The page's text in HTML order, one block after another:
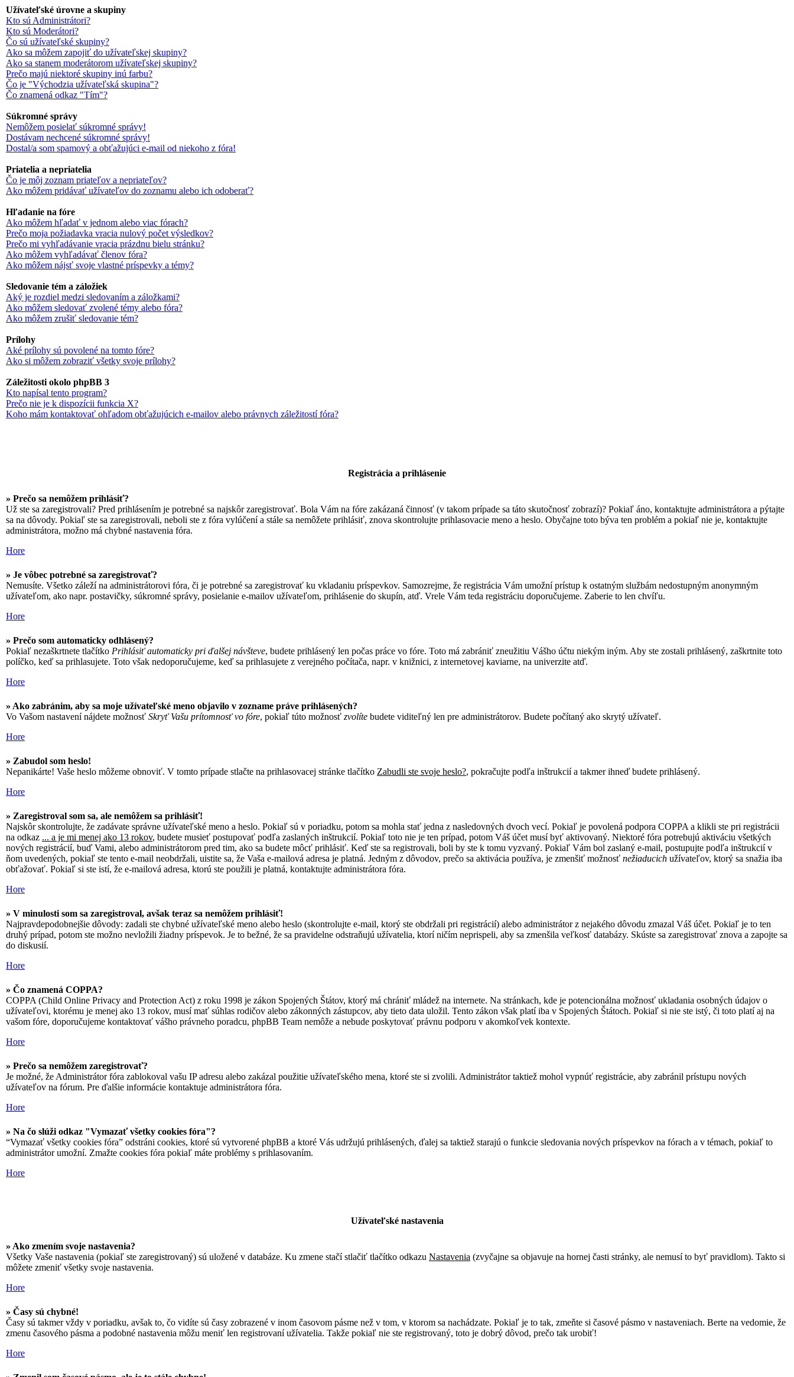
Užívateľské úrovne a skupiny
Kto sú Administrátori?
Kto sú Moderátori?
Čo sú užívateľské skupiny?
Ako sa môžem zapojiť do užívateľskej skupiny?
Ako sa stanem moderátorom užívateľskej skupiny?
Prečo majú niektoré skupiny inú farbu?
Čo je "Východzia užívateľská skupina"?
Čo znamená odkaz "Tím"?
Súkromné správy
Nemôžem posielať súkromné správy!
Dostávam nechcené súkromné správy!
Dostal/a som spamový a obťažujúci e-mail od niekoho z fóra!
Priatelia a nepriatelia
Čo je môj zoznam priateľov a nepriateľov?
Ako môžem pridávať užívateľov do zoznamu alebo ich odoberať?
Hľadanie na fóre
Ako môžem hľadať v jednom alebo viac fórach?
Prečo moja požiadavka vracia nulový počet výsledkov?
Prečo mi vyhľadávanie vracia prázdnu bielu stránku?
Ako môžem vyhľadávať členov fóra?
Ako môžem nájsť svoje vlastné príspevky a témy?
Sledovanie tém a záložiek
Aký je rozdiel medzi sledovaním a záložkami?
Ako môžem sledovať zvolené témy alebo fóra?
Ako môžem zrušiť sledovanie tém?
Prílohy
Aké prílohy sú povolené na tomto fóre?
Ako si môžem zobraziť všetky svoje prílohy?
Záležitosti okolo phpBB 3
Kto napísal tento program?
Prečo nie je k dispozícii funkcia X?
Koho mám kontaktovať ohľadom obťažujúcich e-mailov alebo právnych záležitostí fóra?
Registrácia a prihlásenie
» Prečo sa nemôžem prihlásiť?
Už ste sa zaregistrovali? Pred prihlásením je potrebné sa najskôr zaregistrovať. Bola Vám na fóre zakázaná činnosť (v takom prípade sa táto skutočnosť zobrazí)? Pokiaľ áno, kontaktujte administrátora a pýtajte
sa na dôvody. Pokiaľ ste sa zaregistrovali, neboli ste z fóra vylúčení a stále sa nemôžete prihlásiť, znova skontrolujte prihlasovacie meno a heslo. Obyčajne toto býva ten problém a pokiaľ nie je, kontaktujte
administrátora, možno má chybné nastavenia fóra.
Hore
» Je vôbec potrebné sa zaregistrovať?
Nemusíte. Všetko záleží na administrátorovi fóra, či je potrebné sa zaregistrovať ku vkladaniu príspevkov. Samozrejme, že registrácia Vám umožní prístup k ostatným službám nedostupným anonymným
užívateľom, ako napr. postavičky, súkromné správy, posielanie e-mailov užívateľom, prihlásenie do skupín, atď. Vrele Vám teda registráciu doporučujeme. Zaberie to len chvíľu.
Hore
» Prečo som automaticky odhlásený?
Pokiaľ nezaškrtnete tlačítko Prihlásiť automaticky pri ďalšej návšteve, budete prihlásený len počas práce vo fóre. Toto má zabrániť zneužitiu Vášho účtu niekým iným. Aby ste zostali prihlásený, zaškrtnite toto
políčko, keď sa prihlasujete. Toto však nedoporučujeme, keď sa prihlasujete z verejného počítača, napr. v knižnici, z internetovej kaviarne, na univerzite atď.
Hore
» Ako zabránim, aby sa moje užívateľské meno objavilo v zozname práve prihlásených?
Vo Vašom nastavení nájdete možnosť Skryť Vašu prítomnosť vo fóre, pokiaľ túto možnosť zvolíte budete viditeľný len pre administrátorov. Budete počítaný ako skrytý užívateľ.
Hore
» Zabudol som heslo!
Nepanikárte! Vaše heslo môžeme obnoviť. V tomto prípade stlačte na prihlasovacej stránke tlačítko Zabudli ste svoje heslo?, pokračujte podľa inštrukcií a takmer ihneď budete prihlásený.
Hore
» Zaregistroval som sa, ale nemôžem sa prihlásiť!
Najskôr skontrolujte, že zadávate správne užívateľské meno a heslo. Pokiaľ sú v poriadku, potom sa mohla stať jedna z nasledovných dvoch vecí. Pokiaľ je povolená podpora COPPA a klikli ste pri registrácii
na odkaz ... a je mi menej ako 13 rokov, budete musieť postupovať podľa zaslaných inštrukcií. Pokiaľ toto nie je ten prípad, potom Váš účet musí byť aktivovaný. Niektoré fóra potrebujú aktiváciu všetkých
nových registrácií, buď Vami, alebo administrátorom pred tim, ako sa budete môcť prihlásiť. Keď ste sa registrovali, boli by ste k tomu vyzvaný. Pokiaľ Vám bol zaslaný e-mail, postupujte podľa inštrukcií v
ňom uvedených, pokiaľ ste tento e-mail neobdržali, uistite sa, že Vaša e-mailová adresa je platná. Jedným z dôvodov, prečo sa aktivácia používa, je zmenšiť možnosť nežiaducich užívateľov, ktorý sa snažia iba
obťažovať. Pokiaľ si ste istí, že e-mailová adresa, ktorú ste použili je platná, kontaktujte administrátora fóra.
Hore
» V minulosti som sa zaregistroval, avšak teraz sa nemôžem prihlásiť!
Najpravdepodobnejšie dôvody: zadali ste chybné užívateľské meno alebo heslo (skontrolujte e-mail, ktorý ste obdržali pri registrácií) alebo administrátor z nejakého dôvodu zmazal Váš účet. Pokiaľ je to ten
druhý prípad, potom ste možno nevložili žiadny príspevok. Je to bežné, že sa pravidelne odstraňujú užívatelia, ktorí ničím neprispeli, aby sa zmenšila veľkosť databázy. Skúste sa zaregistrovať znova a zapojte sa
do diskusií.
Hore
» Čo znamená COPPA?
COPPA (Child Online Privacy and Protection Act) z roku 1998 je zákon Spojených Štátov, ktorý má chrániť mládež na internete. Na stránkach, kde je potencionálna možnosť ukladania osobných údajov o
užívateľovi, ktorému je menej ako 13 rokov, musí mať súhlas rodičov alebo zákonných zástupcov, aby tieto data uložil. Tento zákon však platí iba v Spojených Štátoch. Pokiaľ si nie ste istý, či toto platí aj na
vašom fóre, doporučujeme kontaktovať vášho právneho poradcu, phpBB Team nemôže a nebude poskytovať právnu podporu v akomkoľvek kontexte.
Hore
» Prečo sa nemôžem zaregistrovať?
Je možné, že Administrátor fóra zablokoval vašu IP adresu alebo zakázal použitie užívateľského mena, ktoré ste si zvolili. Administrátor taktiež mohol vypnúť registrácie, aby zabránil prístupu nových
užívateľov na fórum. Pre ďalšie informácie kontaktuje administrátora fóra.
Hore
» Na čo slúži odkaz "Vymazať všetky cookies fóra"?
“Vymazať všetky cookies fóra” odstráni cookies, ktoré sú vytvorené phpBB a ktoré Vás udržujú prihlásených, ďalej sa taktiež starajú o funkcie sledovania nových príspevkov na fórach a v témach, pokiaľ to
administrátor umožní. Zmažte cookies fóra pokiaľ máte problémy s prihlasovaním.
Hore
Užívateľské nastavenia
» Ako zmením svoje nastavenia?
Všetky Vaše nastavenia (pokiaľ ste zaregistrovaný) sú uložené v databáze. Ku zmene stačí stlačiť tlačítko odkazu Nastavenia (zvyčajne sa objavuje na hornej časti stránky, ale nemusí to byť pravidlom). Takto si
môžete zmeniť všetky svoje nastavenia.
Hore
» Časy sú chybné!
Časy sú takmer vždy v poriadku, avšak to, čo vidíte sú časy zobrazené v inom časovom pásme než v tom, v ktorom sa nachádzate. Pokiaľ je to tak, zmeňte si časové pásmo v nastaveniach. Berte na vedomie, že
zmenu časového pásma a podobné nastavenia môžu meniť len registrovaní užívatelia. Takže pokiaľ nie ste registrovaný, toto je dobrý dôvod, prečo tak urobiť!
Hore